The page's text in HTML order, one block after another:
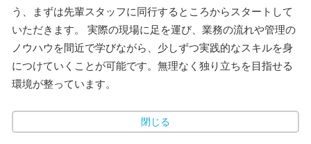
う、まずは先輩スタッフに同行するところからスタートして
いただきます。 実際の現場に足を運び、業務の流れや管理の
ノウハウを間近で学びながら、少しずつ実践的なスキルを身
につけていくことが可能です。無理なく独り立ちを目指せる
環境が整っています。
閉じる